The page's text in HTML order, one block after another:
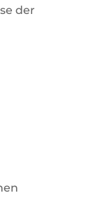
der